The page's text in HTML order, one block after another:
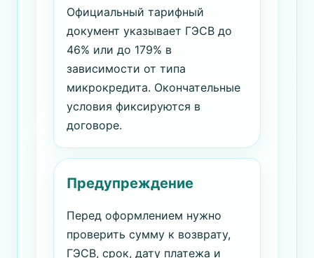
Официальный тарифный
документ указывает ГЭСВ до
46% или до 179% в
зависимости от типа
микрокредита. Окончательные
условия фиксируются в
договоре.
Предупреждение
Перед оформлением нужно
проверить сумму к возврату,
ГЭСВ, срок, дату платежа и